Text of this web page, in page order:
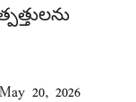
May 20, 2026